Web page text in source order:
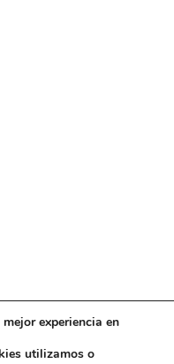
© 2026DMT·Aviso
experiencia en
utilizamos o